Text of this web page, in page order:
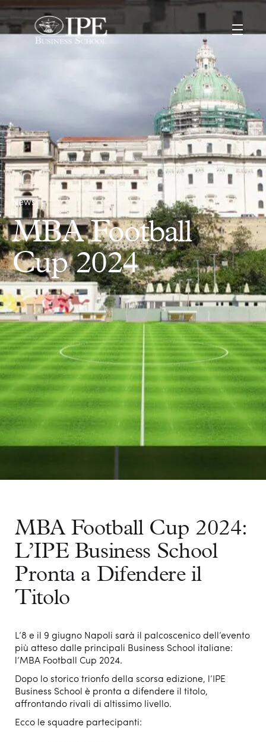
News
MBA Football
Cup 2024
MBA Football Cup 2024:
L’IPE Business School
Pronta a Difendere il
Titolo
L’8 e il 9 giugno Napoli sarà il palcoscenico dell’evento
più atteso dalle principali Business School italiane:
l’MBA Football Cup 2024.
Dopo lo storico trionfo della scorsa edizione, l’IPE
Business School è pronta a difendere il titolo,
affrontando rivali di altissimo livello.
Ecco le squadre partecipanti: